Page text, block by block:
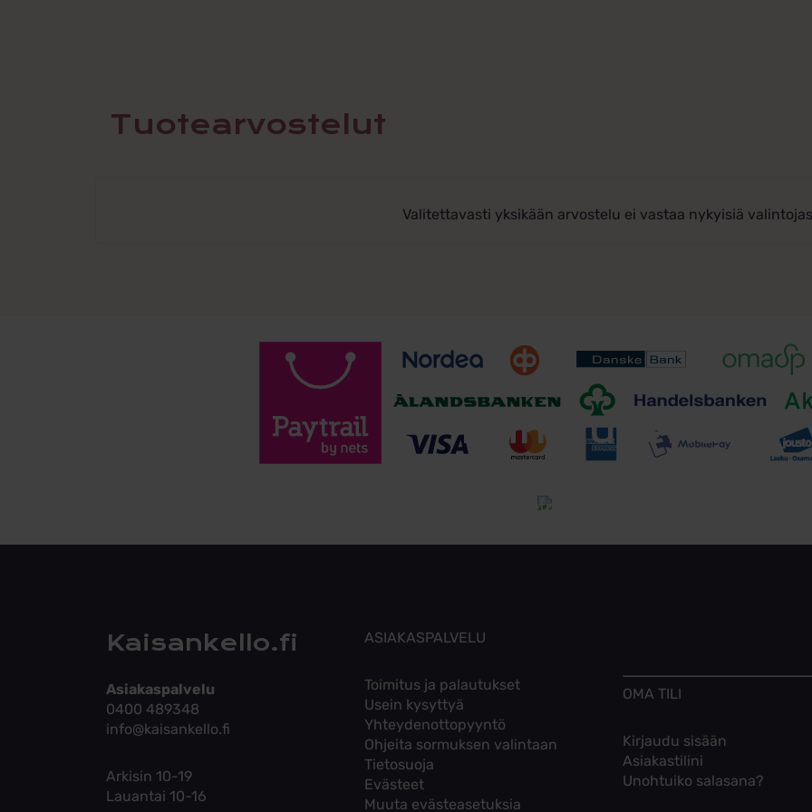
Tuotearvostelut
Valitettavasti yksikään arvostelu ei vastaa nykyisiä
Toimitusehdot
Tutustu toimitusehtoihin
Kaisankello.fi
Asiakaspalvelu
0400 489348
info@kaisankello.fi
Arkisin 10-19
Lauantai 10-16
ASIAKASPALVELU
Toimitus ja palautukset
Usein kysyttyä
Yhteydenottopyyntö
Ohjeita sormuksen valintaan
Tietosuoja
Evästeet
Muuta evästeasetuksia
OMA TILI
Kirjaudu sisään
Asiakastilini
Unohtuiko salasana?